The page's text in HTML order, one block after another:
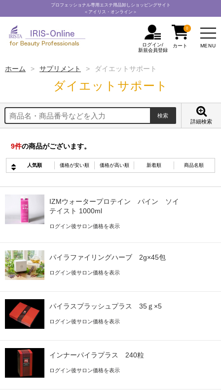
MENU
ログイン/
新規会員登録
カート
0
プロフェッショナル専用エステ用品卸しショッピングサイト
＜アイリス・オンライン＞
ホーム サプリメント ダイエットサポート
ダイエットサポート
詳細検索
9件の商品がございます。
人気順 価格が安い順 価格が高い順 新着順 商品名順
IZMウォータープロテイン パイン ソイ
テイスト 1000ml
ログイン後サロン価格を表示
パイラファイリングハーブ 2g×45包
ログイン後サロン価格を表示
パイラスプラッシュプラス 35ｇ×5
ログイン後サロン価格を表示
インナーパイラプラス 240粒
ログイン後サロン価格を表示